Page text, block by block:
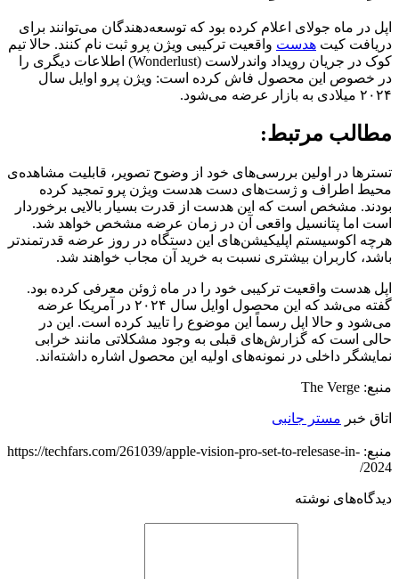
اپل در ماه جولای اعلام کرده بود که توسعه‌دهندگان می‌توانند برای
دریافت کیت هدست واقعیت ترکیبی ویژن پرو ثبت نام کنند. حالا تیم
کوک در جریان رویداد واندرلاست (Wonderlust) اطلاعات دیگری را
در خصوص این محصول فاش کرده است: ویژن پرو اوایل سال
۲۰۲۴ میلادی به بازار عرضه می‌شود.
مطالب مرتبط:
تسترها در اولین بررسی‌های خود از وضوح تصویر، قابلیت مشاهده‌ی
محیط اطراف و ژست‌های دست هدست ویژن پرو تمجید کرده
بودند. مشخص است که این هدست از قدرت بسیار بالایی برخوردار
است اما پتانسیل واقعی آن در زمان عرضه مشخص خواهد شد.
هرچه اکوسیستم اپلیکیشن‌های این دستگاه در روز عرضه قدرتمندتر
باشد، کاربران بیشتری نسبت به خرید آن مجاب خواهند شد.
اپل هدست واقعیت ترکیبی خود را در ماه ژوئن معرفی کرده بود.
گفته می‌شد که این محصول اوایل سال ۲۰۲۴ در آمریکا عرضه
می‌شود و حالا اپل رسماً این موضوع را تایید کرده است. این در
حالی است که گزارش‌های قبلی به وجود مشکلاتی مانند خرابی
نمایشگر داخلی در نمونه‌های اولیه این محصول اشاره داشته‌اند.
منبع: The Verge
اتاق خبر مستر جانبی
منبع: https://techfars.com/261039/apple-vision-pro-set-to-relesase-in-
2024/
دیدگاه‌های نوشته